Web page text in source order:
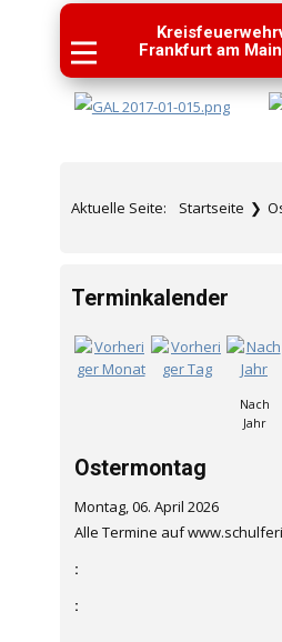
Frankfurt am
Aktuelle Seite: Startseite ❯
Terminkalender
Nach
Jahr
Ostermontag
Montag, 06. April 2026
Alle Termine auf
:
: